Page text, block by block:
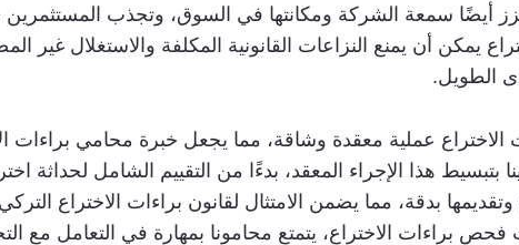
أيضًا سمعة الشركة ومكانتها في السوق، وتجذب المستثمرين
يمكن أن يمنع النزاعات القانونية المكلفة والاستغلال غير
الطويل.
عملية معقدة وشاقة، مما يجعل خبرة محامي براءات
هذا الإجراء المعقد، بدءًا من التقييم الشامل لحداثة
بدقة، مما يضمن الامتثال لقانون براءات الاختراع
براءات الاختراع، يتمتع محامونا بمهارة في التعامل مع